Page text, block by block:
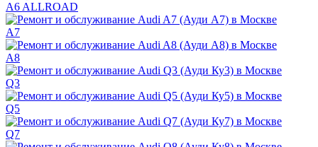
A6 ALLROAD
A7
A8
Q3
Q5
Q7